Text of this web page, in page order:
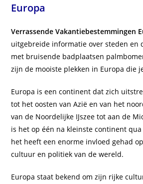
Europa
Verrassende Vakantiebestemmingen
uitgebreide informatie over steden en
met bruisende badplaatsen
zijn de mooiste plekken in Europa die
Europa is een continent dat zich
tot het oosten van Azië en van het
van de Noordelijke IJszee tot aan de
is het op één na kleinste continent
het heeft een enorme invloed gehad
cultuur en politiek van de wereld.
Europa staat bekend om zijn rijke